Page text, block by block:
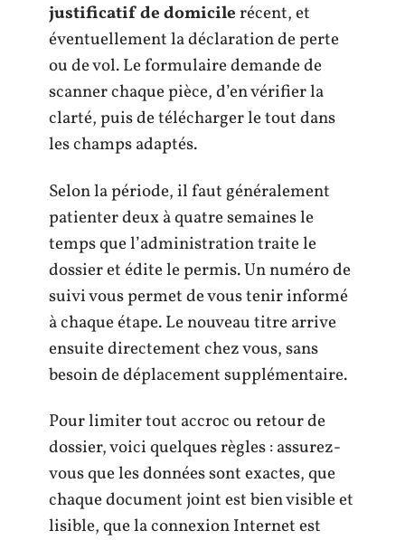
justificatif de domicilerécent, et
éventuellement la déclaration de perte
ou de vol. Le formulaire demande de
scanner chaque pièce, d’en vérifier la
clarté, puis de télécharger le tout dans
les champs adaptés.
Selon la période, il faut généralement
patienter deux à quatre semaines le
temps que l’administration traite le
dossier et édite le permis. Un numéro de
suivi vous permet de vous tenir informé
à chaque étape. Le nouveau titre arrive
ensuite directement chez vous, sans
besoin de déplacement supplémentaire.
Pour limiter tout accroc ou retour de
dossier, voici quelques règles : assurez-
vous que les données sont exactes, que
chaque document joint est bien visible et
lisible, que la connexion Internet est